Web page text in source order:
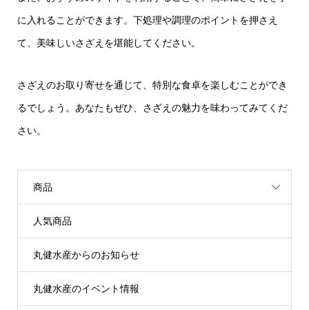
に入れることができます。下処理や調理のポイントを押さえ
て、美味しいさざえを堪能してください。
さざえのお取り寄せを通じて、特別な食卓を楽しむことができ
るでしょう。あなたもぜひ、さざえの魅力を味わってみてくだ
さい。
商品
人気商品
丸健水産からのお知らせ
丸健水産のイベント情報